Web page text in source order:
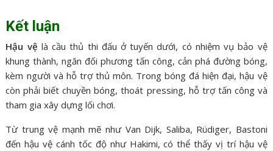
Kết luận
Hậu vệ là cầu thủ thi đấu ở tuyến dưới, có nhiệm vụ bảo vệ
khung thành, ngăn đối phương tấn công, cản phá đường bóng,
kèm người và hỗ trợ thủ môn. Trong bóng đá hiện đại, hậu vệ
còn phải biết chuyền bóng, thoát pressing, hỗ trợ tấn công và
tham gia xây dựng lối chơi.
Từ trung vệ mạnh mẽ như Van Dijk, Saliba, Rüdiger, Bastoni
đến hậu vệ cánh tốc độ như Hakimi, có thể thấy vị trí hậu vệ